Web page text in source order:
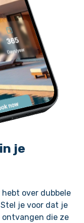
je
over dubbele
je voor dat je
die ze